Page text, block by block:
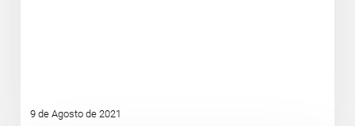
9 de Agosto de 2021